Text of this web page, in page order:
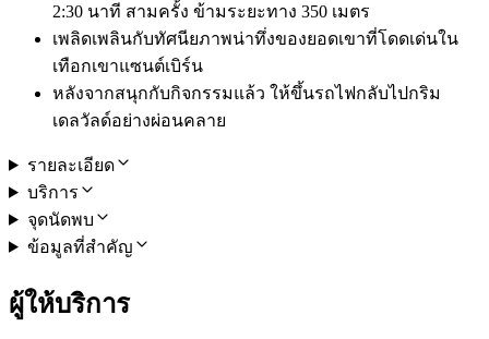
2:30 นาที สามครั้ง ข้ามระยะทาง 350 เมตร
เพลิดเพลินกับทัศนียภาพน่าทึ่งของยอดเขาที่โดดเด่นใน
เทือกเขาแซนต์เบิร์น
หลังจากสนุกกับกิจกรรมแล้ว ให้ขึ้นรถไฟกลับไปกริม
เดลวัลด์อย่างผ่อนคลาย
รายละเอียด
บริการ
จุดนัดพบ
ข้อมูลที่สำคัญ
ผู้ให้บริการ